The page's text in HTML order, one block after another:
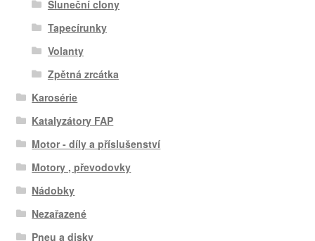
Sluneční clony
Tapecírunky
Volanty
Zpětná zrcátka
Karosérie
Katalyzátory FAP
Motor - díly a příslušenství
Motory , převodovky
Nádobky
Nezařazené
Pneu a disky